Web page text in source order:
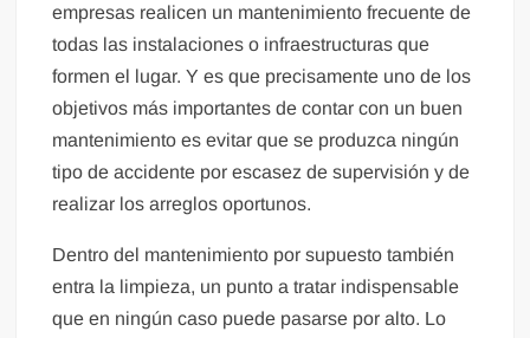
empresas realicen un mantenimiento frecuente de
todas las instalaciones o infraestructuras que
formen el lugar. Y es que precisamente uno de los
objetivos más importantes de contar con un buen
mantenimiento es evitar que se produzca ningún
tipo de accidente por escasez de supervisión y de
realizar los arreglos oportunos.
Dentro del mantenimiento por supuesto también
entra la limpieza, un punto a tratar indispensable
que en ningún caso puede pasarse por alto. Lo